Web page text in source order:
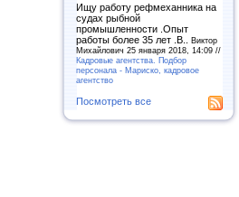
Ищу работу рефмеханника на
судах рыбной
промышленности .Опыт
работы более 35 лет .В.. Виктор
Михайлович 25 января 2018, 14:09 //
Кадровые агентства. Подбор
персонала - Мариско, кадровое
агентство
Посмотреть все